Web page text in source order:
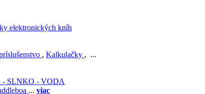
elektronických kníh
, Kalkulačky , ...
- SLNKO - VODA
... viac